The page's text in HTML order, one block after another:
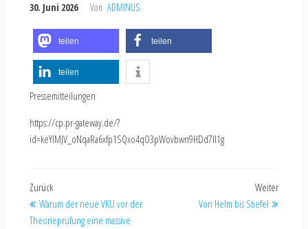
30. Juni 2026 Von ADMINUS
teilen teilen
teilen
Pressemitteilungen
https://cp.pr-gateway.de/?
id=keYlMJV_oNqaRa6xfp1SQxo4qO3pWovbwn9HDd7Il1g
Zurück
Warum der neue VKU vor der
Theorieprüfung eine massive
Weiter
Von Helm bis Stiefel